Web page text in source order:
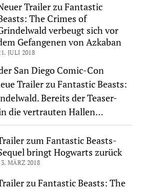
Trailer zu Fantastic
The Crimes of
verbeugt sich vor
Gefangenen von Azkaban
JULI 2018
San Diego Comic-Con
Trailer zu Fantastic Beasts:
Bereits der Teaser-
die vertrauten Hallen…
zum Fantastic Beasts-
bringt Hogwarts zurück
MÄRZ 2018
zu Fantastic Beasts: The